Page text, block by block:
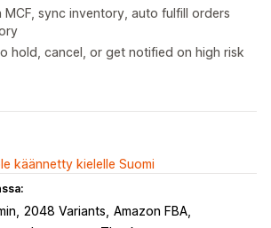
MCF, sync inventory, auto fulfill orders
hold, cancel, or get notified on high risk
käännetty kielelle Suomi
2048 Variants Amazon FBA